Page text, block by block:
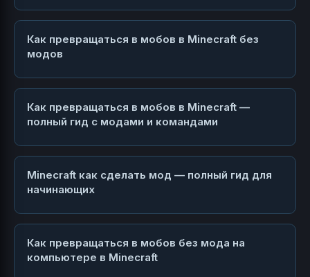
Как превращаться в мобов в Minecraft без
модов
Как превращаться в мобов в Minecraft —
полный гид с модами и командами
Minecraft как сделать мод — полный гид для
начинающих
Как превращаться в мобов без мода на
компьютере в Minecraft